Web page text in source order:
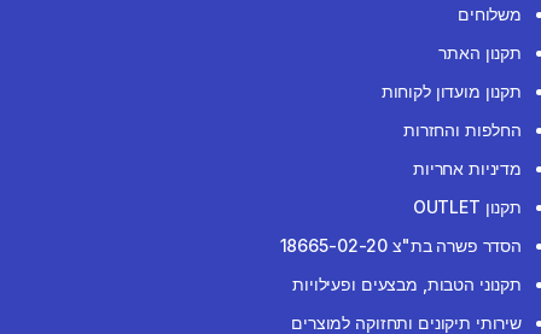
משלוחים
תקנון האתר
תקנון מועדון לקוחות
החלפות והחזרות
מדיניות אחריות
תקנון OUTLET
הסדר פשרה בת"צ 18665-02-20
תקנוני הטבות, מבצעים ופעילויות
שירותי תיקונים ותחזוקה למוצרים